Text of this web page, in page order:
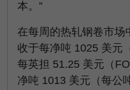
本。”
在每周的热轧钢卷市场
收于每净吨 1025 美元
每英担 51.25 美元（
净吨 1013 美元（每公